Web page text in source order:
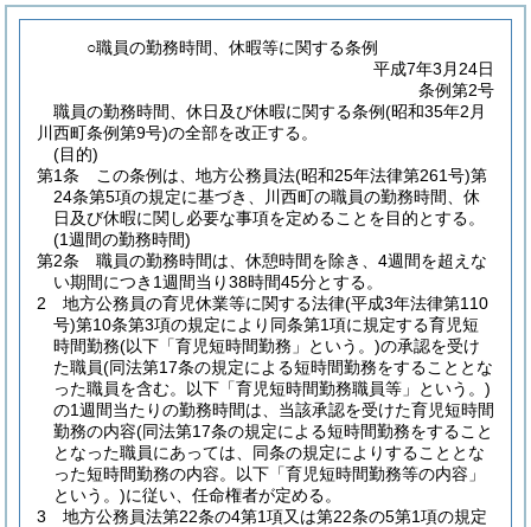
○職員の勤務時間、休暇等に関する条例
平成7年3月24日
条例第2号
職員の勤務時間、休日及び休暇に関する条例(昭和35年2月
川西町条例第9号)の全部を改正する。
(目的)
第1条
この条例は、地方公務員法(昭和25年法律第261号)第
24条第5項の規定に基づき、川西町の職員の勤務時間、休
日及び休暇に関し必要な事項を定めることを目的とする。
(1週間の勤務時間)
第2条
職員の勤務時間は、休憩時間を除き、4週間を超えな
い期間につき1週間当り38時間45分とする。
2
地方公務員の育児休業等に関する法律(平成3年法律第110
号)第10条第3項の規定により同条第1項に規定する育児短
時間勤務(以下「育児短時間勤務」という。)の承認を受け
た職員(同法第17条の規定による短時間勤務をすることとな
った職員を含む。以下「育児短時間勤務職員等」という。)
の1週間当たりの勤務時間は、当該承認を受けた育児短時間
勤務の内容(同法第17条の規定による短時間勤務をすること
となった職員にあっては、同条の規定によりすることとな
った短時間勤務の内容。以下「育児短時間勤務等の内容」
という。)に従い、任命権者が定める。
3
地方公務員法第22条の4第1項又は第22条の5第1項の規定